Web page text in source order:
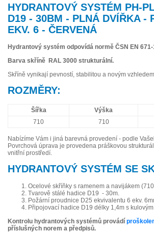
HYDRANTOVÝ SYSTÉM PH-
D19 - 30BM - PLNÁ DVÍŘKA -
EKV. 6 - ČERVENÁ
Hydrantový systém odpovídá normě ČSN EN 671-
Barva skříně RAL 3000 strukturální.
Skříně vynikají pevností, stabilitou a novým
ROZMĚRY:
Šířka Výška
710
710
Nabízíme Vám i jiná barevná provedení - podle
Povrchová úprava je provedena práškovou
vnitřní prostředí.
HYDRANTOVÝ SYSTÉM SE
Ocelové skříňky s ramenem a navijákem
Tvarově stálé hadice D19 - 30m.
Požární proudnice D25 ekvivalentu 6 ekv.
Připojovací hadice D19 délky 1,4m s kulovým
Kontrolu hydrantových systémů provádí
příslušných norem a předpisů.